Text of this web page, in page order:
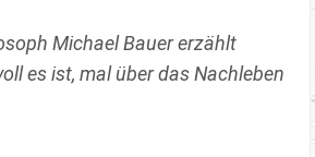
Michael Bauer erzählt
es ist, mal über das Nachleben